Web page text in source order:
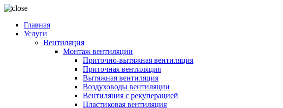
Главная
Услуги
Вентиляция
Монтаж вентиляции
Приточно-вытяжная вентиляция
Приточная вентиляция
Вытяжная вентиляция
Воздуховоды вентиляции
Вентиляция с рекуперацией
Пластиковая вентиляция